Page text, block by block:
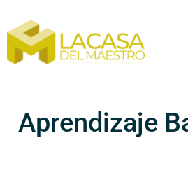
Aprendizaje